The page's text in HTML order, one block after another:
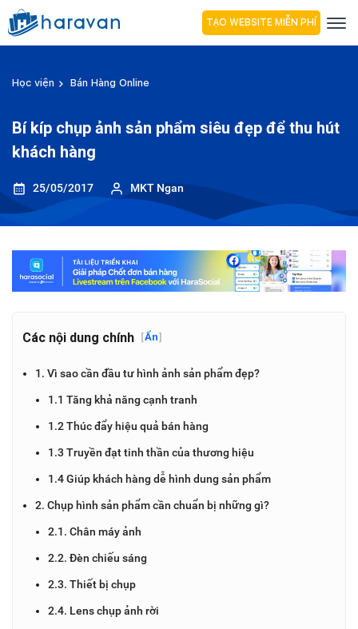
TẠO WEBSITE MIỄN PHÍ
Học viện Bán Hàng Online
Bí kíp chụp ảnh sản phẩm siêu đẹp để thu hút
khách hàng
25/05/2017 MKT Ngan
Các nội dung chính [Ẩn]
1. Vì sao cần đầu tư hình ảnh sản phẩm đẹp?
1.1 Tăng khả năng cạnh tranh
1.2 Thúc đẩy hiệu quả bán hàng
1.3 Truyền đạt tinh thần của thương hiệu
1.4 Giúp khách hàng dễ hình dung sản phẩm
2. Chụp hình sản phẩm cần chuẩn bị những gì?
2.1. Chân máy ảnh
2.2. Đèn chiếu sáng
2.3. Thiết bị chụp
2.4. Lens chụp ảnh rời